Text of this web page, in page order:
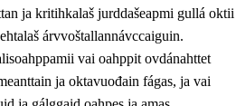
ja kritihkalaš jurddašeapmi gullá oktii
árvvoštallannávccaiguin.
vai oahppit ovdánahttet
ja oktavuođain fágas, ja vai